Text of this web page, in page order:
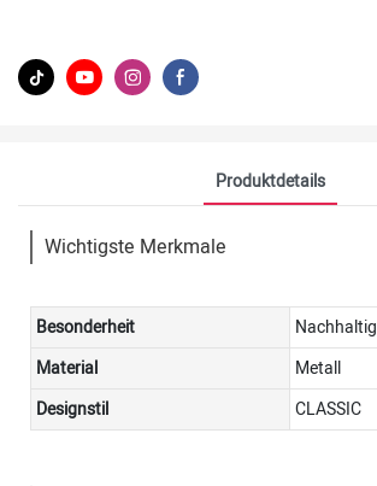
Produktdetails
Wichtigste Merkmale
Besonderheit
Nachhaltig
Material
Metall
Designstil
CLASSIC